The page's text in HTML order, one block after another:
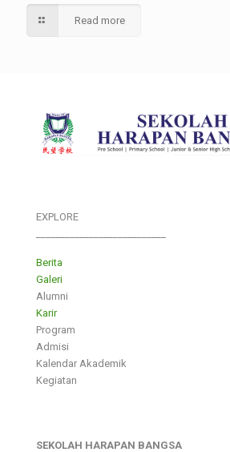
Read more
EXPLORE
Berita
Galeri
Alumni
Karir
Program
Admisi
Kalendar Akademik
Kegiatan
SEKOLAH HARAPAN BANGSA